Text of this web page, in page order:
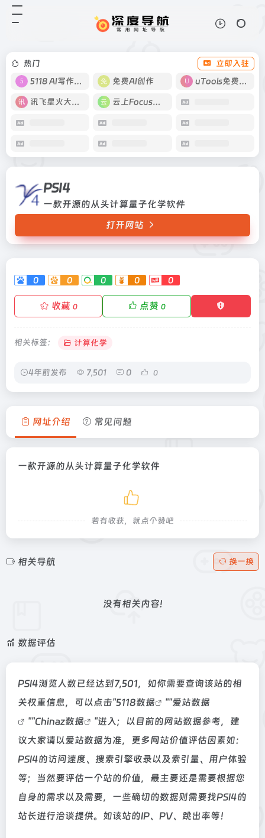
热门
立即入驻
5118 AI写作工具
免费AI创作 uTools免费工具箱
讯飞星火大模型 云上Focus接码
PSI4
一款开源的从头计算量子化学软件
打开网站
0 0 0 0 0
收藏 0 点赞 0
相关标签： 计算化学
4年前发布 7,501 0 0
网址介绍 常见问题
一款开源的从头计算量子化学软件
若有收获，就点个赞吧
相关导航 换一换
没有相关内容!
数据评估
PSI4浏览人数已经达到7,501，如你需要查询该站的相
关权重信息，可以点击"5118数据 ""爱站数据
""Chinaz数据
"进入；以目前的网站数据参考，建
议大家请以爱站数据为准，更多网站价值评估因素如：
PSI4的访问速度、搜索引擎收录以及索引量、用户体验
等；当然要评估一个站的价值，最主要还是需要根据您
自身的需求以及需要，一些确切的数据则需要找PSI4的
站长进行洽谈提供。如该站的IP、PV、跳出率等！